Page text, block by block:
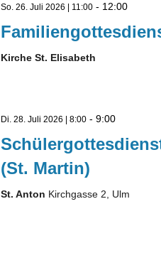
So. 26. Juli 2026 | 11:00 - 12:00
Kirche St. Elisabeth
Di. 28. Juli 2026 | 8:00 -9:00
(St. Martin)
St. Anton Kirchgasse 2, Ulm